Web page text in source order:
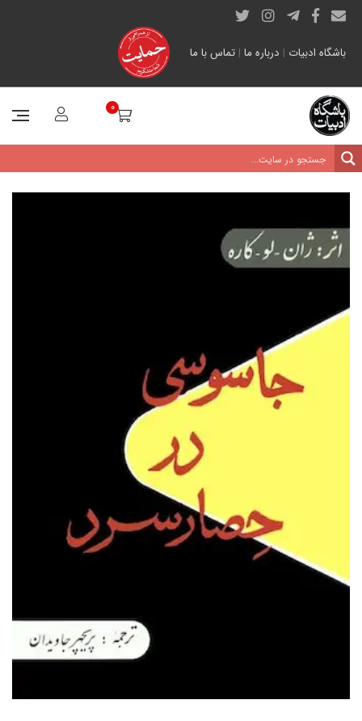
باشگاه ادبیات | درباره ما | تماس با ما
0